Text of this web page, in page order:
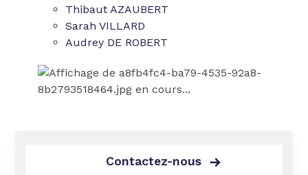
Thibaut AZAUBERT
Sarah VILLARD
Audrey DE ROBERT
Contactez-nous